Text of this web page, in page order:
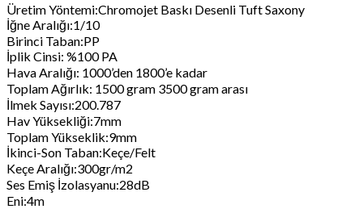
Üretim Yöntemi:Chromojet Baskı Desenli Tuft Saxony
İğne Aralığı:1/10
Birinci Taban:PP
İplik Cinsi: %100 PA
Hava Aralığı: 1000’den 1800’e kadar
Toplam Ağırlık: 1500 gram 3500 gram arası
İlmek Sayısı:200.787
Hav Yüksekliği:7mm
Toplam Yükseklik:9mm
İkinci-Son Taban:Keçe/Felt
Keçe Aralığı:300gr/m2
Ses Emiş İzolasyanu:28dB
Eni:4m